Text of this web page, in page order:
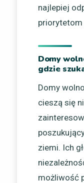
najlepiej
priorytetom
Domy
gdzie
Domy
cieszą się
ziemi. Ich
możliwość